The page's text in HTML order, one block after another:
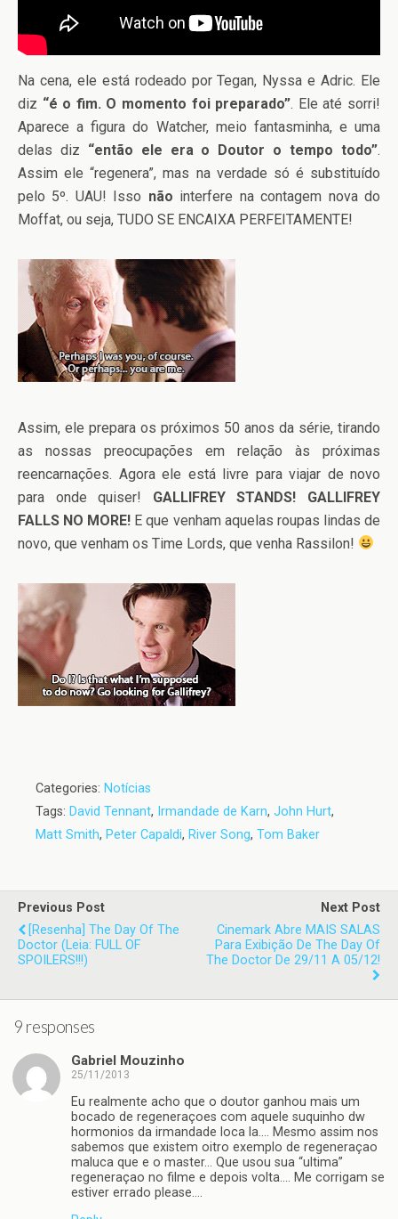
Na cena, ele está rodeado por Tegan, Nyssa e Adric. Ele
diz “é o fim. O momento foi preparado”. Ele até sorri!
Aparece a figura do Watcher, meio fantasminha, e uma
delas diz “então ele era o Doutor o tempo todo”.
Assim ele “regenera”, mas na verdade só é substituído
pelo 5º. UAU! Isso não interfere na contagem nova do
Moffat, ou seja, TUDO SE ENCAIXA PERFEITAMENTE!
Assim, ele prepara os próximos 50 anos da série, tirando
as nossas preocupações em relação às próximas
reencarnações. Agora ele está livre para viajar de novo
para onde quiser! GALLIFREY STANDS! GALLIFREY
FALLS NO MORE! E que venham aquelas roupas lindas de
novo, que venham os Time Lords, que venha Rassilon!
Categories: Notícias
Tags: David Tennant, Irmandade de Karn, John Hurt,
Matt Smith, Peter Capaldi, River Song, Tom Baker
Previous Post
[Resenha] The Day Of The
Doctor (leia: FULL OF
SPOILERS!!!)
Next Post
Cinemark Abre MAIS SALAS
Para Exibição De The Day Of
The Doctor De 29/11 A 05/12!
9 responses
Gabriel Mouzinho
25/11/2013
Eu realmente acho que o doutor ganhou mais um
bocado de regeneraçoes com aquele suquinho dw
hormonios da irmandade loca la…. Mesmo assim nos
sabemos que existem oitro exemplo de regeneraçao
maluca que e o master… Que usou sua “ultima”
regeneraçao no filme e depois volta…. Me corrigam se
estiver errado please….